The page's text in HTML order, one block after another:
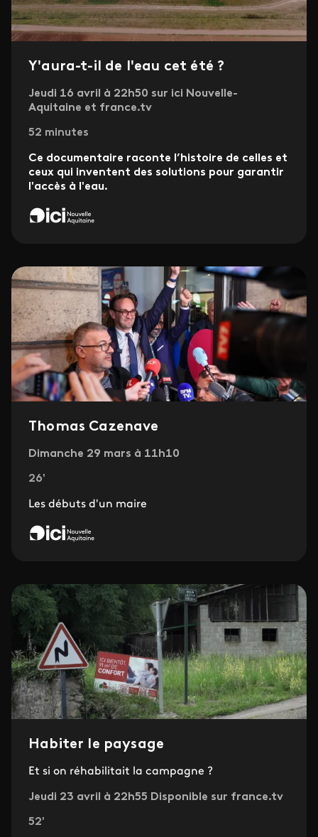
Y'aura-t-il de l'eau cet été ?
Jeudi 16 avril à 22h50 sur ici Nouvelle-
Aquitaine et france.tv
52 minutes
Ce documentaire raconte l’histoire de celles et
ceux qui inventent des solutions pour garantir
l'accès à l'eau.
Thomas Cazenave
Dimanche 29 mars à 11h10
26'
Les débuts d'un maire
Habiter le paysage
Et si on réhabilitait la campagne ?
Jeudi 23 avril à 22h55 Disponible sur france.tv
52'